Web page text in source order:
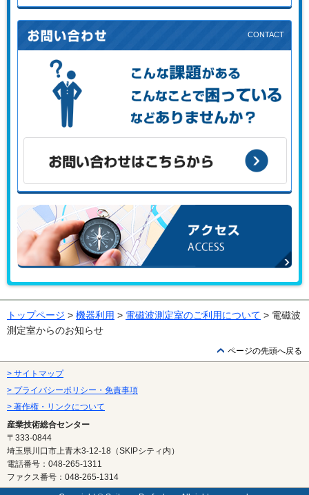
初めての方はこちらから
こんな課題がある、こんなことで困っている、などありませ
お問い合わせはこちらから
トップページ > 機器利用 > 電磁波測定室のご利用について > 電磁波
測定室からのお知らせ
ページの先頭へ戻る
> サイトマップ
> プライバシーポリシー・免責事項
> 著作権・リンクについて
産業技術総合センター
〒333-0844
埼玉県川口市上青木3-12-18（SKIPシティ内）
電話番号：048-265-1311
ファクス番号：048-265-1314